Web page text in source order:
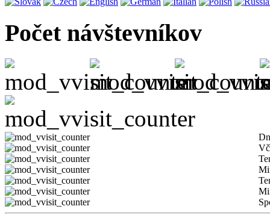
Počet návštevníkov